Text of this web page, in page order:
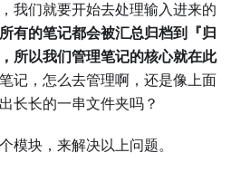
我们就要开始去处理输入进来的
有的笔记都会被汇总归档到『归
所以我们管理笔记的核心就在此
记，怎么去管理啊，还是像上面
长长的一串文件夹吗？
模块，来解决以上问题。